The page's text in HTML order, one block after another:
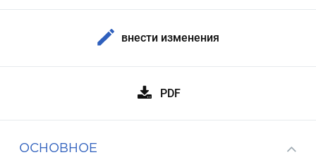
внести изменения
PDF
ОСНОВНОЕ